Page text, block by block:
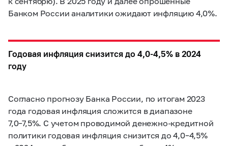
Банком России аналитики ожидают инфляцию 4,0%.
Годовая инфляция снизится до 4,0-4,5% в 2024
году
Согласно прогнозу Банка России, по итогам 2023
года годовая инфляция сложится в диапазоне
7,0–7,5%. С учетом проводимой денежно-кредитной
политики годовая инфляция снизится до4,0–4,5%